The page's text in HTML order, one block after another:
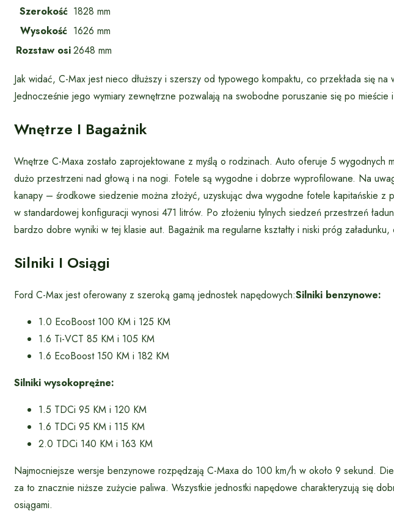
Szerokość 1828 mm
Wysokość 1626 mm
Rozstaw osi2648 mm
Jak widać, C-Max jest nieco dłuższy i szerszy od typowego kompaktu, co przekłada się
Jednocześnie jego wymiary zewnętrzne pozwalają na swobodne poruszanie się po mieście
Wnętrze I Bagażnik
Wnętrze C-Maxa zostało zaprojektowane z myślą o rodzinach. Auto oferuje 5 wygodnych
dużo przestrzeni nad głową i na nogi. Fotele są wygodne i dobrze wyprofilowane. Na
kanapy – środkowe siedzenie można złożyć, uzyskując dwa wygodne fotele kapitańskie z
w standardowej konfiguracji wynosi 471 litrów. Po złożeniu tylnych siedzeń przestrzeń
bardzo dobre wyniki w tej klasie aut. Bagażnik ma regularne kształty i niski próg załadunku,
Silniki I Osiągi
Ford C-Max jest oferowany z szeroką gamą jednostek napędowych:Silniki benzynowe:
1.0 EcoBoost 100 KM i 125 KM
1.6 Ti-VCT 85 KM i 105 KM
1.6 EcoBoost 150 KM i 182 KM
Silniki wysokoprężne:
1.5 TDCi 95 KM i 120 KM
1.6 TDCi 95 KM i 115 KM
2.0 TDCi 140 KM i 163 KM
Najmocniejsze wersje benzynowe rozpędzają C-Maxa do 100 km/h w około 9 sekund.
za to znacznie niższe zużycie paliwa. Wszystkie jednostki napędowe charakteryzują się
osiągami.